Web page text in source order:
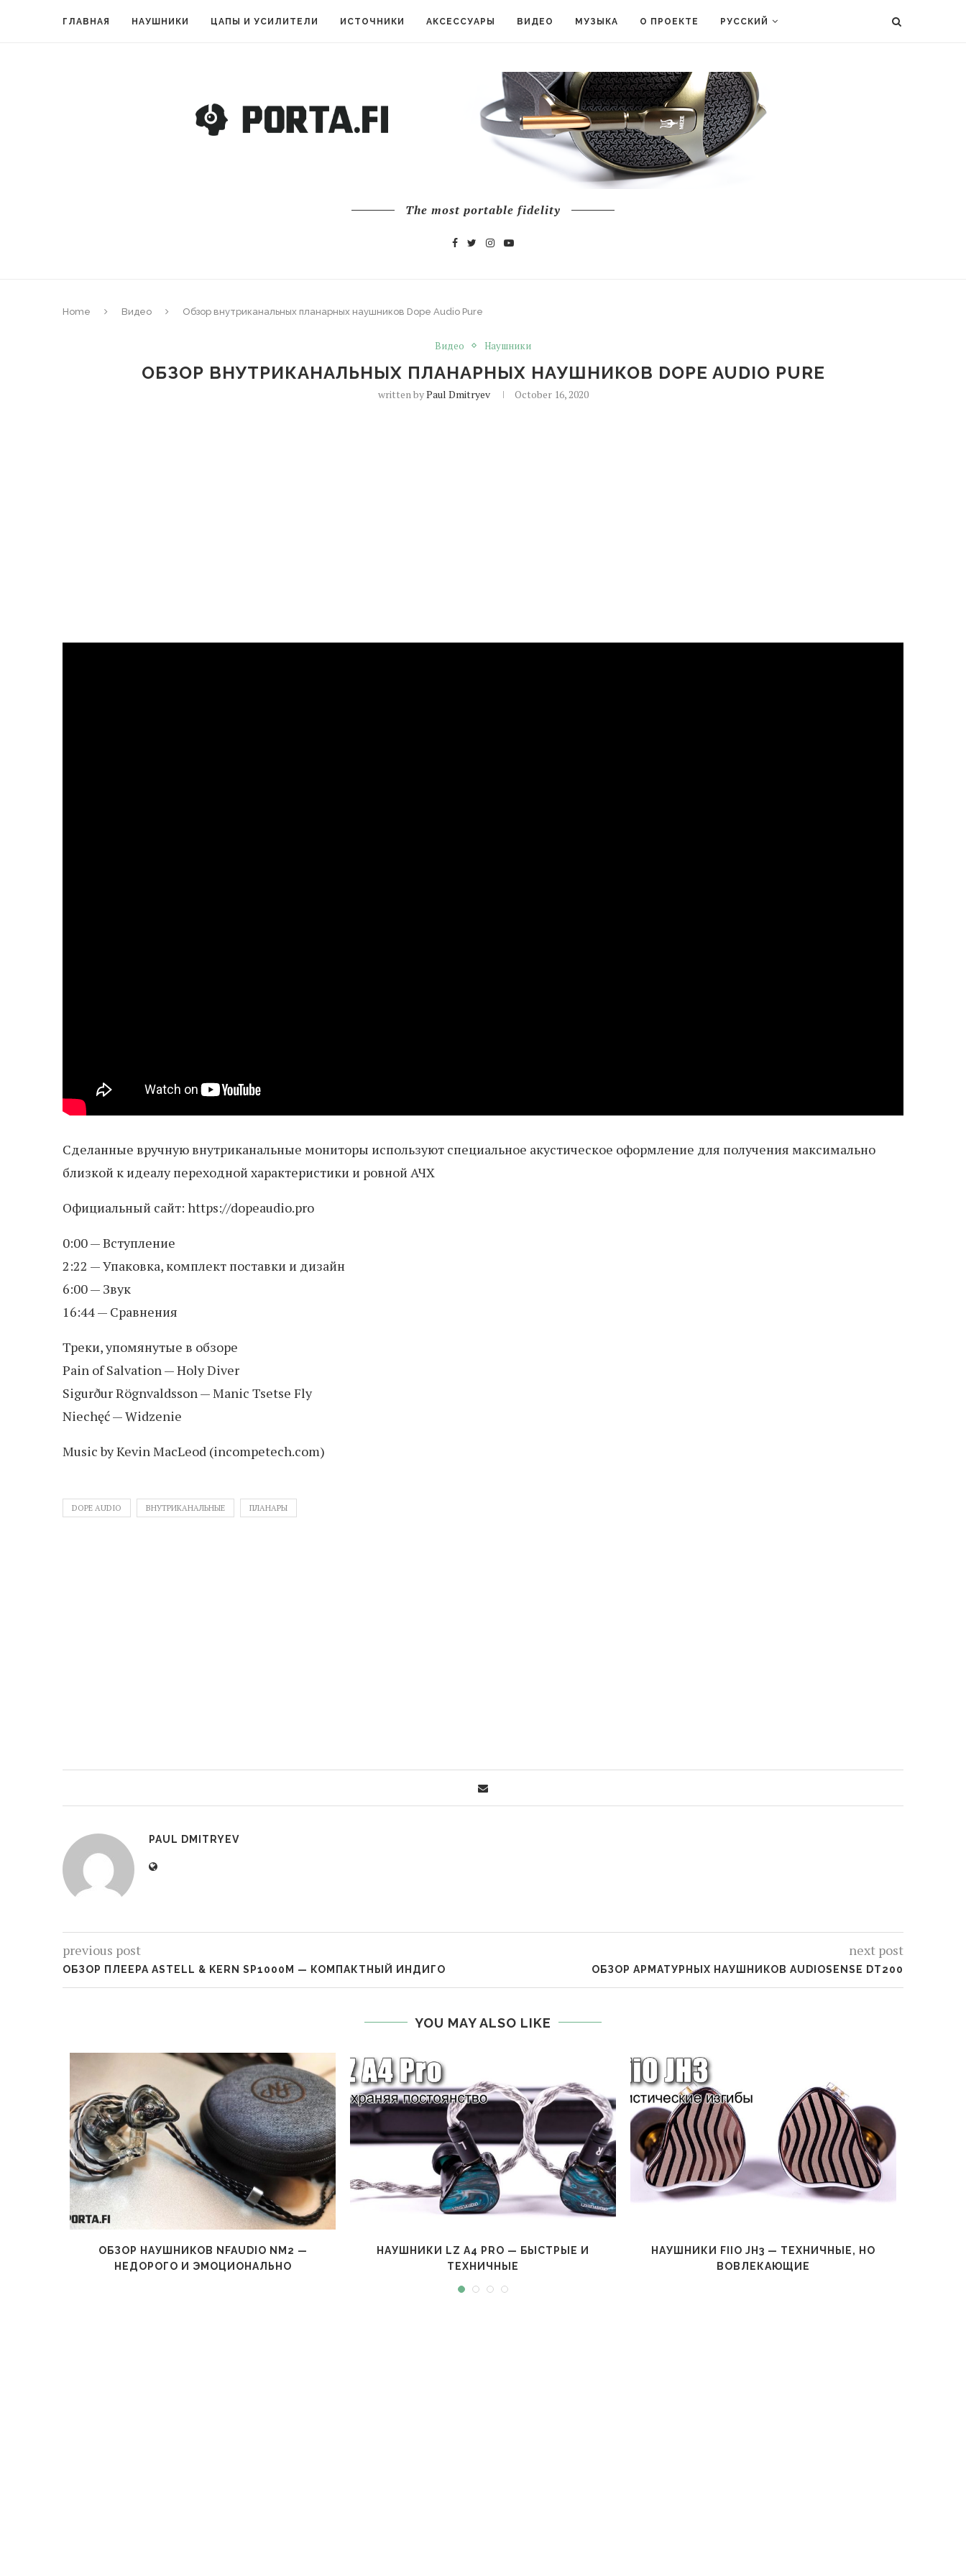
ГЛАВНАЯ НАУШНИКИ ЦАПЫ И УСИЛИТЕЛИ ИСТОЧНИКИ АКСЕССУАРЫ ВИДЕО МУЗЫКА О ПРОЕКТЕ РУССКИЙ
The most portable fidelity
Home Видео Обзор внутриканальных планарных наушников Dope Audio Pure
Видео Наушники
ОБЗОР ВНУТРИКАНАЛЬНЫХ ПЛАНАРНЫХ НАУШНИКОВ DOPE AUDIO PURE
written byPaul Dmitryev October 16, 2020
Сделанные вручную внутриканальные мониторы используют специальное акустическое оформление для получения максимально
близкой к идеалу переходной характеристики и ровной АЧХ
Официальный сайт: https://dopeaudio.pro
0:00 — Вступление
2:22 — Упаковка, комплект поставки и дизайн
6:00 — Звук
16:44 — Сравнения
Треки, упомянутые в обзоре
Pain of Salvation — Holy Diver
Sigurður Rögnvaldsson — Manic Tsetse Fly
Niechęć — Widzenie
Music by Kevin MacLeod (incompetech.com)
DOPE AUDIO ВНУТРИКАНАЛЬНЫЕ ПЛАНАРЫ
PAUL DMITRYEV
previous post
ОБЗОР ПЛЕЕРА ASTELL & KERN SP1000M — КОМПАКТНЫЙ ИНДИГО
next post
ОБЗОР АРМАТУРНЫХ НАУШНИКОВ AUDIOSENSE DT200
YOU MAY ALSO LIKE
ОБЗОР НАУШНИКОВ NFAUDIO NM2 —
НЕДОРОГО И ЭМОЦИОНАЛЬНО
НАУШНИКИ LZ A4 PRO — БЫСТРЫЕ И
ТЕХНИЧНЫЕ
НАУШНИКИ FIIO JH3 — ТЕХНИЧНЫЕ, НО
ВОВЛЕКАЮЩИЕ